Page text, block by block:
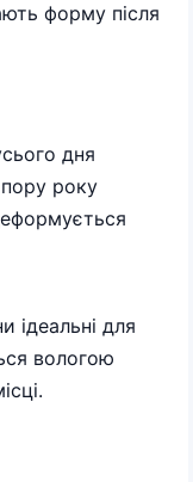
форму після
дня
року
ідеальні для
вологою